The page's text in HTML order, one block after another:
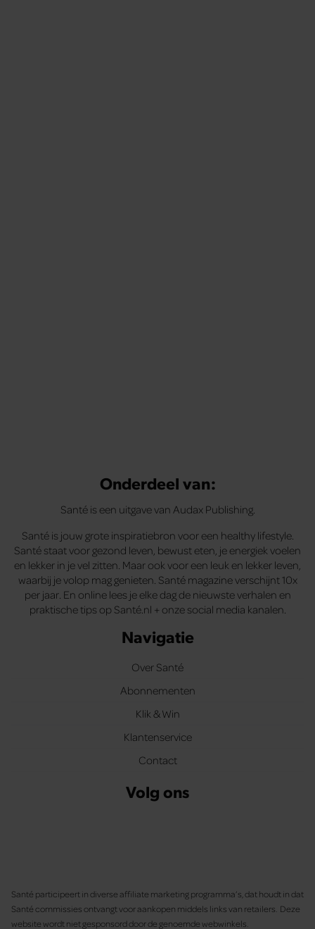
Onderdeel van:
Santé is een uitgave van Audax Publishing.
Santé is jouw grote inspiratiebron voor een healthy lifestyle.
Santé staat voor gezond leven, bewust eten, je energiek voelen
en lekker in je vel zitten. Maar ook voor een leuk en lekker leven,
waarbij je volop mag genieten. Santé magazine verschijnt 10x
per jaar. En online lees je elke dag de nieuwste verhalen en
praktische tips op Santé.nl + onze social media kanalen.
Navigatie
Over Santé
Abonnementen
Klik & Win
Klantenservice
Contact
Volg ons
Santé participeert in diverse affiliate marketing programma’s, dat houdt in dat
Santé commissies ontvangt voor aankopen middels links van retailers. Deze
website wordt niet gesponsord door de genoemde webwinkels.